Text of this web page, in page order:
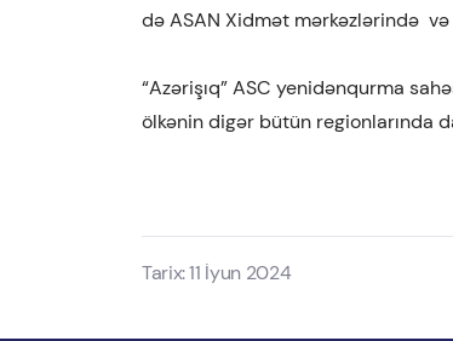
də ASAN Xidmət mərkəzlərində
“Azərişıq” ASC yenidənqurma
ölkənin digər bütün regionlarında
Tarix: 11 İyun 2024